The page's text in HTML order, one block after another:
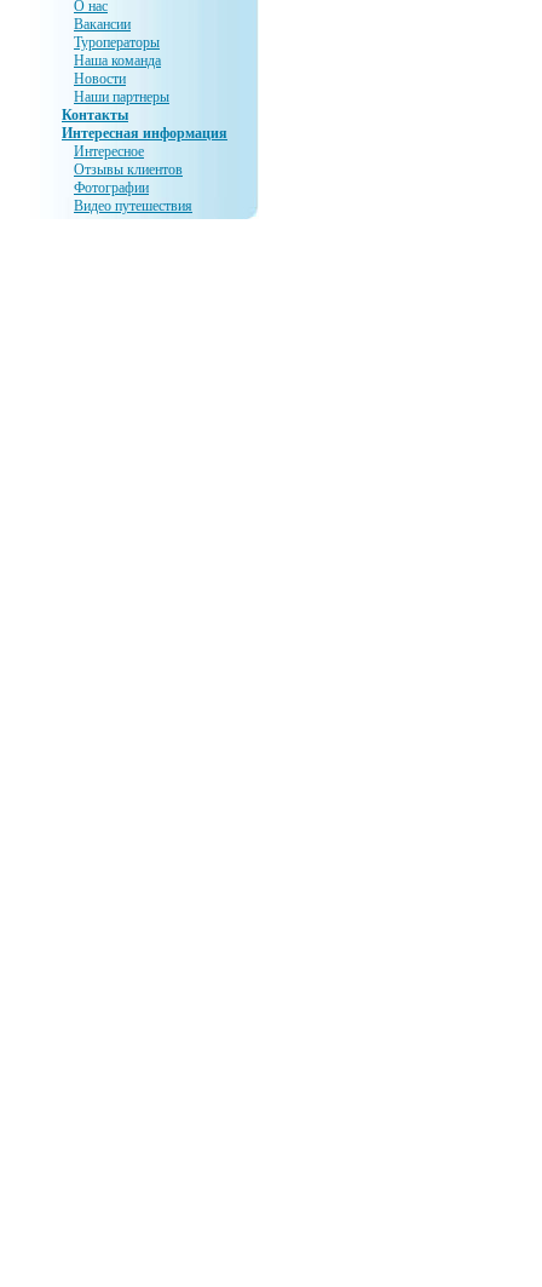
О нас
Вакансии
Туроператоры
Наша команда
Новости
Наши партнеры
Контакты
Интересная информация
Интересное
Отзывы клиентов
Фотографии
Видео путешествия